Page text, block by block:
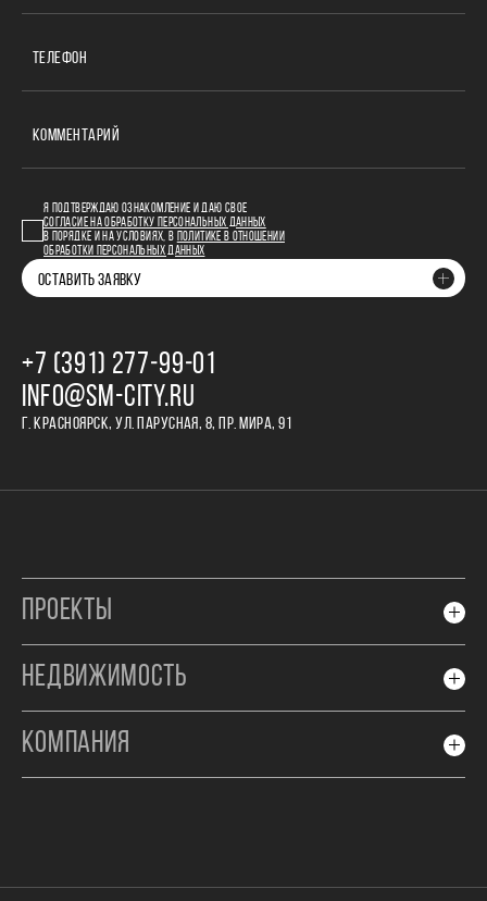
ТЕЛЕФОН
КОММЕНТАРИЙ
Я ПОДТВЕРЖДАЮ ОЗНАКОМЛЕНИЕ И ДАЮ СВОЕ
СОГЛАСИЕ НА ОБРАБОТКУ ПЕРСОНАЛЬНЫХ ДАННЫХ
В ПОРЯДКЕ И НА УСЛОВИЯХ, В
ПОЛИТИКЕ В ОТНОШЕНИИ
ОБРАБОТКИ ПЕРСОНАЛЬНЫХ ДАННЫХ
ОСТАВИТЬ ЗАЯВКУ
+7 (391) 277‒99‒01
INFO@SM-CITY.RU
Г. КРАСНОЯРСК, УЛ. ПАРУСНАЯ, 8, ПР. МИРА, 91
ПРОЕКТЫ
НЕДВИЖИМОСТЬ
КОМПАНИЯ